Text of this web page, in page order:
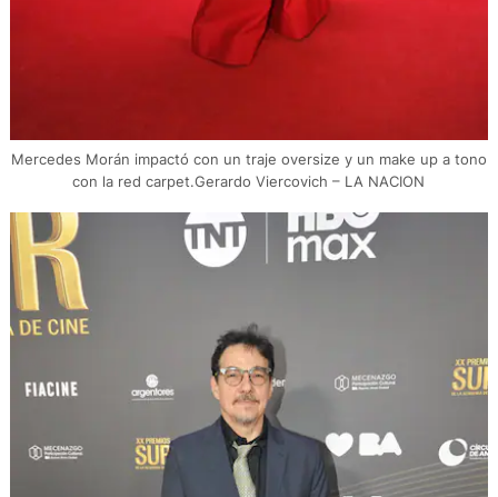
Mercedes Morán impactó con un traje oversize y un make up a tono
con la red carpet.Gerardo Viercovich – LA NACION